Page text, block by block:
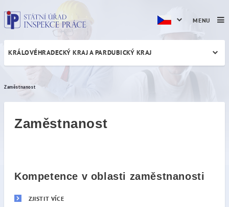
Zaměstnanost
KRÁLOVÉHRADECKÝ KRAJ A PARDUBICKÝ KRAJ
Zaměstnanost
Zaměstnanost
Kompetence v oblasti zaměstnanosti
ZJISTIT VÍCE
MENU